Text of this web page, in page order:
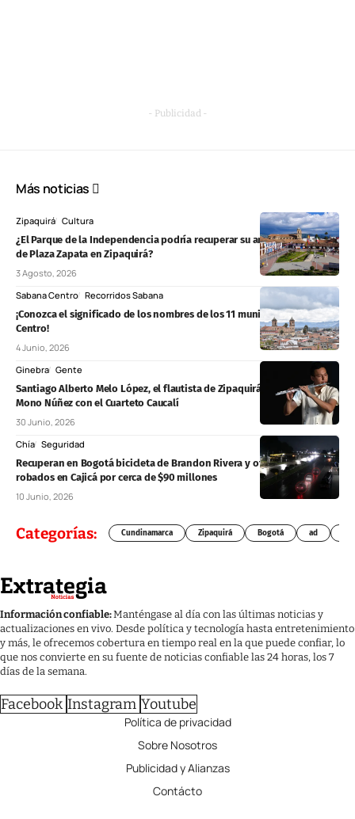
- Publicidad -
Más noticias
Zipaquirá Cultura
¿El Parque de la Independencia podría recuperar su antiguo nombre
de Plaza Zapata en Zipaquirá?
3 Agosto, 2026
Sabana Centro Recorridos Sabana
¡Conozca el significado de los nombres de los 11 municipios de Sabana
Centro!
4 Junio, 2026
Ginebra Gente
Santiago Alberto Melo López, el flautista de Zipaquirá que ganó el
Mono Núñez con el Cuarteto Caucalí
30 Junio, 2026
Chía Seguridad
Recuperan en Bogotá bicicleta de Brandon Rivera y otros equipos
robados en Cajicá por cerca de $90 millones
10 Junio, 2026
Categorías: Cundinamarca Zipaquirá Bogotá ad
Información confiable:Manténgase al día con las últimas noticias y
actualizaciones en vivo. Desde política y tecnología hasta entretenimiento
y más, le ofrecemos cobertura en tiempo real en la que puede confiar, lo
que nos convierte en su fuente de noticias confiable las 24 horas, los 7
días de la semana.
Facebook Instagram Youtube
Política de privacidad
Sobre Nosotros
Publicidad y Alianzas
Contácto